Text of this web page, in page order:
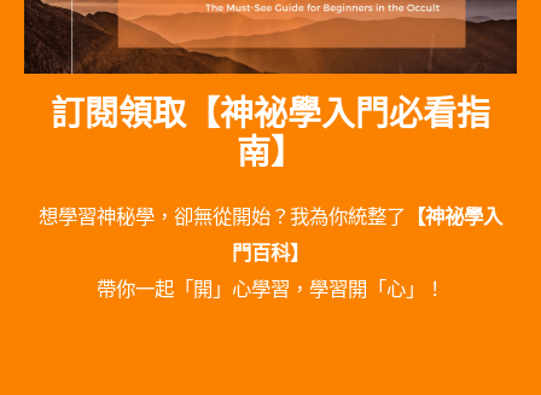
訂閱領取【神祕學入門必看指
南】
想學習神秘學，卻無從開始？我為你統整了 【神祕學入
門百科】
帶你一起「開」心學習，學習開「心」！